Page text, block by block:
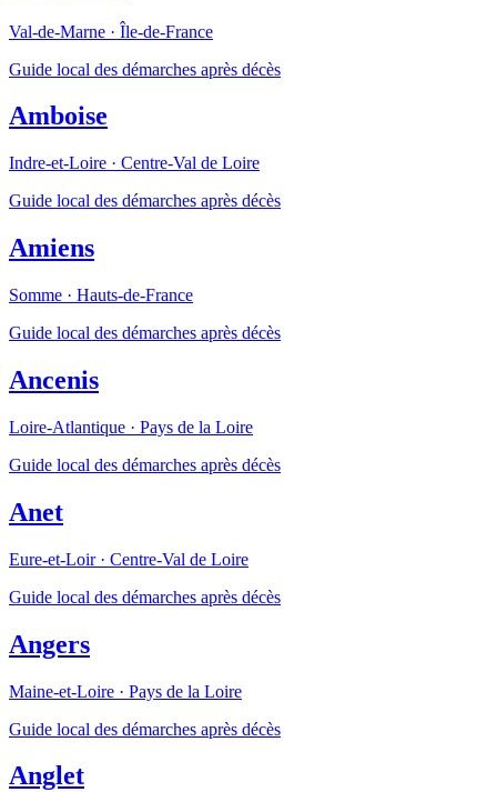
Val-de-Marne · Île-de-France
Guide local des démarches après décès
Amboise
Indre-et-Loire · Centre-Val de Loire
Guide local des démarches après décès
Amiens
Somme · Hauts-de-France
Guide local des démarches après décès
Ancenis
Loire-Atlantique · Pays de la Loire
Guide local des démarches après décès
Anet
Eure-et-Loir· Centre-Val de Loire
Guide local des démarches après décès
Angers
Maine-et-Loire · Pays de la Loire
Guide local des démarches après décès
Anglet